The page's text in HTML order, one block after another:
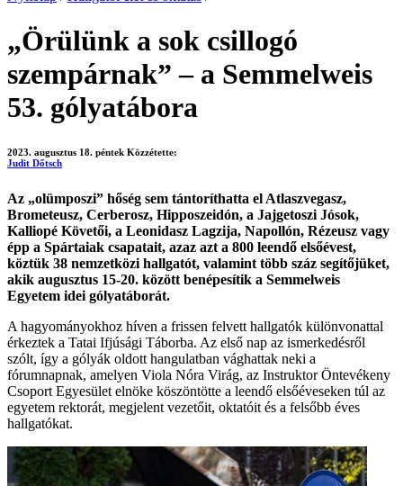
„Örülünk a sok csillogó
szempárnak” – a Semmelweis
53. gólyatábora
2023. augusztus 18. péntek Közzétette:
Judit Dőtsch
Az „olümposzi” hőség sem tántoríthatta el Atlaszvegasz,
Brometeusz, Cerberosz, Hipposzeidón, a Jajgetoszi Jósok,
Kalliopé Követői, a Leonidasz Lagzija, Napollón, Rézeusz vagy
épp a Spártaiak csapatait, azaz azt a 800 leendő elsőévest,
köztük 38 nemzetközi hallgatót, valamint több száz segítőjüket,
akik augusztus 15-20. között benépesítik a Semmelweis
Egyetem idei gólyatáborát.
A hagyományokhoz híven a frissen felvett hallgatók különvonattal
érkeztek a Tatai Ifjúsági Táborba. Az első nap az ismerkedésről
szólt, így a gólyák oldott hangulatban vághattak neki a
fórumnapnak, amelyen Viola Nóra Virág, az Instruktor Öntevékeny
Csoport Egyesület elnöke köszöntötte a leendő elsőéveseken túl az
egyetem rektorát, megjelent vezetőit, oktatóit és a felsőbb éves
hallgatókat.